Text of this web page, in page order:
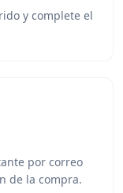
y complete el
por correo
de la compra.